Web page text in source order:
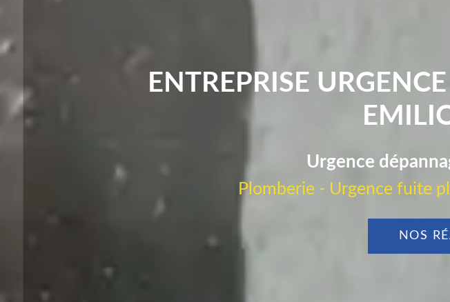
ENTREPRISE
Urgence
Plomberie - Urgence fuite
NOS